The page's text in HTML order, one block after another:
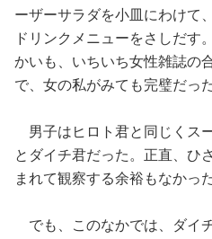
ーザーサラダを小皿にわけて
ドリンクメニューをさしだす
かいも、いちいち女性雑誌の
で、女の私がみても完璧だった
男子はヒロト君と同じくス
とダイチ君だった。正直、ひ
まれて観察する余裕もなかっ
でも、このなかでは、ダイ